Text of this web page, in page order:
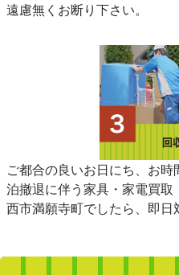
遠慮無くお断り下さい。
ご都合の良いお日にち、お
泊撤退に伴う家具・家電買
西市満願寺町でしたら、即日